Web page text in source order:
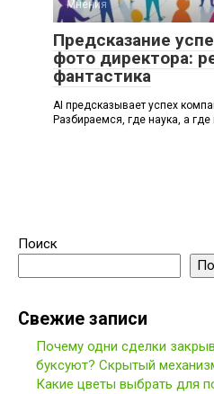
Мнения
Предсказание
фото директора:
фантастика
AI предсказывает успех
Разбираемся, где наука, а
Поиск
Свежие записи
Почему одни сделки
буксуют? Скрытый
Какие цветы выбрать для